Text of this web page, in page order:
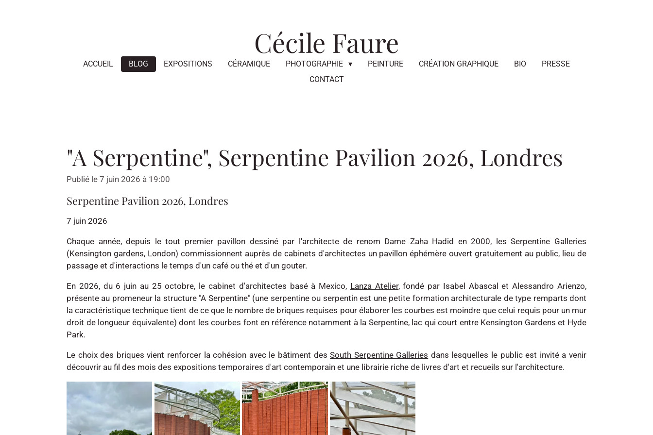
Cécile Faure
ACCUEIL BLOG EXPOSITIONS CÉRAMIQUE PHOTOGRAPHIE PEINTURE CRÉATION GRAPHIQUE BIO
PRESSE
CONTACT
"A Serpentine", Serpentine Pavilion 2026, Londres
Publié le 7 juin 2026 à 19:00
Serpentine Pavilion 2026, Londres
7 juin 2026
Chaque année, depuis le tout premier pavillon dessiné par l'architecte de renom Dame Zaha Hadid en 2000, les Serpentine Galleries
(Kensington gardens, London) commissionnent auprès de cabinets d'architectes un pavillon éphémère ouvert gratuitement au public, lieu de
passage et d'interactions le temps d'un café ou thé et d'un gouter.
En 2026, du 6 juin au 25 octobre, le cabinet d'architectes basé à Mexico, Lanza Atelier, fondé par Isabel Abascal et Alessandro Arienzo,
présente au promeneur la structure "A Serpentine" (une serpentine ou serpentin est une petite formation architecturale de type remparts dont
la caractéristique technique tient de ce que le nombre de briques requises pour élaborer les courbes est moindre que celui requis pour un mur
droit de longueur équivalente) dont les courbes font en référence notamment à la Serpentine, lac qui court entre Kensington Gardens et Hyde
Park.
Le choix des briques vient renforcer la cohésion avec le bâtiment desSouth Serpentine Galleries dans lesquelles le public est invité a venir
découvrir au fil des mois des expositions temporaires d'art contemporain et une librairie riche de livres d'art et recueils sur l'architecture.